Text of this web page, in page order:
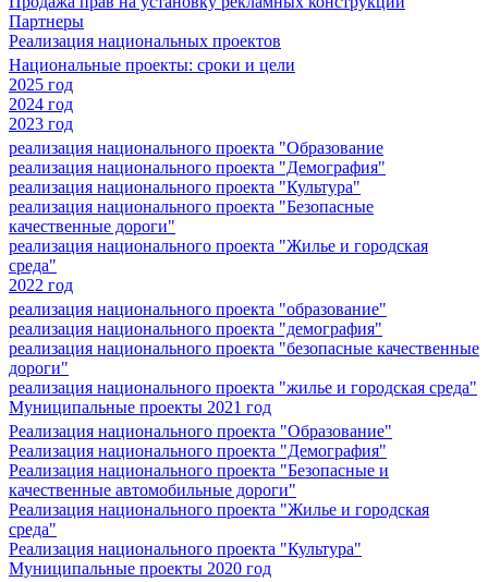
Партнеры
Реализация национальных проектов
Национальные проекты: сроки и цели
2025 год
2024 год
2023 год
реализация национального проекта "Образование
реализация национального проекта "Демография"
реализация национального проекта "Культура"
реализация национального проекта "Безопасные
качественные дороги"
реализация национального проекта "Жилье и городская
среда"
2022 год
реализация национального проекта "образование"
реализация национального проекта "демография"
реализация национального проекта "безопасные качественные
дороги"
реализация национального проекта "жилье и городская среда"
Муниципальные проекты 2021 год
Реализация национального проекта "Образование"
Реализация национального проекта "Демография"
Реализация национального проекта "Безопасные и
качественные автомобильные дороги"
Реализация национального проекта "Жилье и городская
среда"
Реализация национального проекта "Культура"
Муниципальные проекты 2020 год